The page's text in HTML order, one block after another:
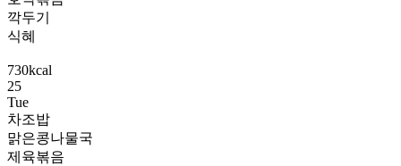
깍두기
식혜
730kcal
25
Tue
차조밥
맑은콩나물국
제육볶음